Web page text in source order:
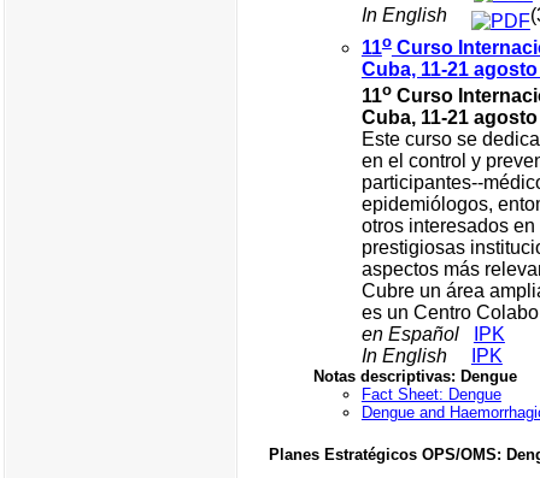
In English
11oCurso
Cuba, 11-21 agosto
11oCurso
Cuba, 11-21 agosto
Este curso se
en el control y
participantes--
epidemiólogos,
otros interesados
prestigiosas
aspectos más
Cubre un área
es un Centro
en Español
IPK
In English
IPK
Notas descriptivas: Dengue
Fact Sheet: Dengue
Dengue and
Planes Estratégicos OPS/OMS: